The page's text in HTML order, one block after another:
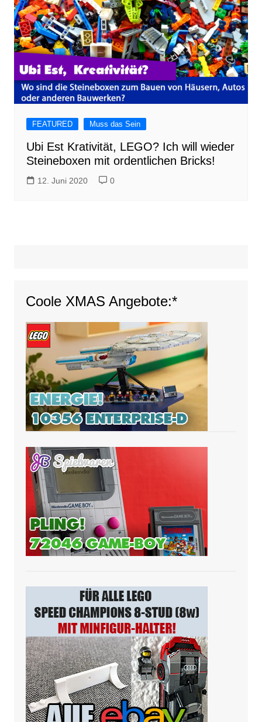
FEATURED Muss das Sein
Ubi Est Krativität, LEGO? Ich will wieder
Steineboxen mit ordentlichen Bricks!
12. Juni 2020 0
Coole XMAS Angebote:*